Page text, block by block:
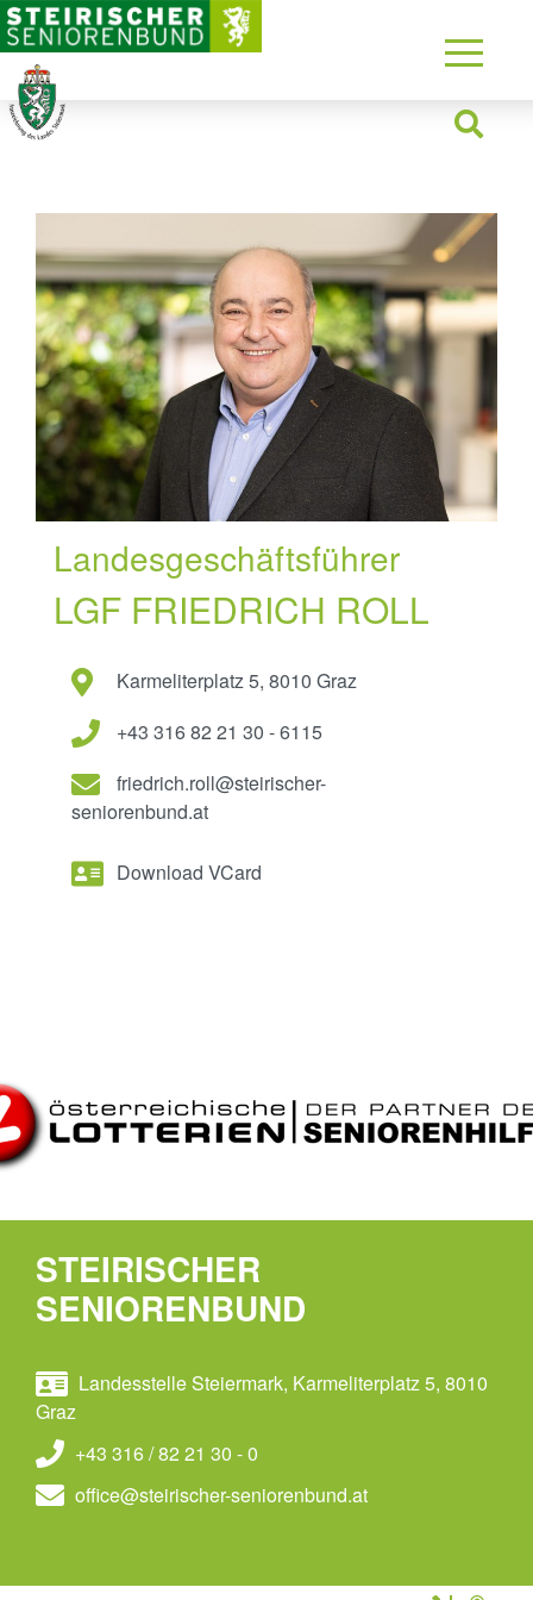
Landesgeschäftsführer
LGF FRIEDRICH ROLL
Karmeliterplatz 5, 8010 Graz
+43 316 82 21 30 - 6115
friedrich.roll@steirischer-
seniorenbund.at
Download VCard
STEIRISCHER
SENIORENBUND
Landesstelle Steiermark, Karmeliterplatz 5, 8010
Graz
+43 316 / 82 21 30 - 0
office@steirischer-seniorenbund.at